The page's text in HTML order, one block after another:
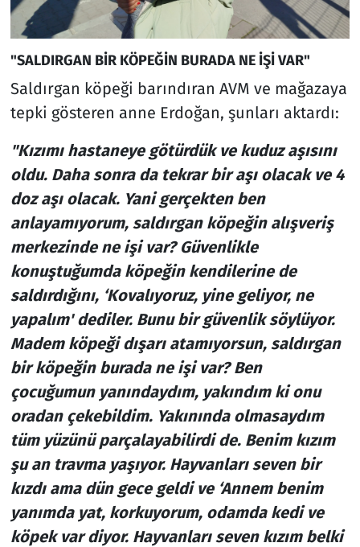
"SALDIRGAN BİR KÖPEĞİN BURADA NE İŞİ VAR"
Saldırgan köpeği barındıran AVM ve mağazaya
tepki gösteren anne Erdoğan, şunları aktardı:
"Kızımı hastaneye götürdük ve kuduz aşısını
oldu. Daha sonra da tekrar bir aşı olacak ve 4
doz aşı olacak. Yani gerçekten ben
anlayamıyorum, saldırgan köpeğin alışveriş
merkezinde ne işi var? Güvenlikle
konuştuğumda köpeğin kendilerine de
saldırdığını, ‘Kovalıyoruz, yine geliyor, ne
yapalım' dediler. Bunu bir güvenlik söylüyor.
Madem köpeği dışarı atamıyorsun, saldırgan
bir köpeğin burada ne işi var? Ben
çocuğumun yanındaydım, yakındım ki onu
oradan çekebildim. Yakınında olmasaydım
tüm yüzünü parçalayabilirdi de. Benim kızım
şu an travma yaşıyor. Hayvanları seven bir
kızdı ama dün gece geldi ve ‘Annem benim
yanımda yat, korkuyorum, odamda kedi ve
köpek var diyor. Hayvanları seven kızım belki